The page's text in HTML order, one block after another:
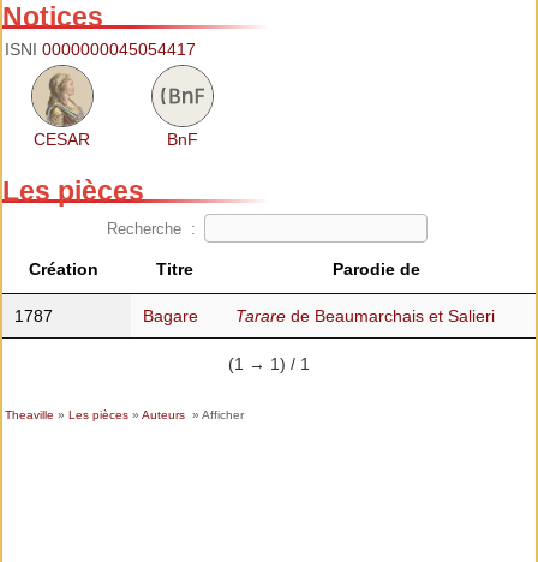
Notices
ISNI0000000045054417
CESAR BnF
Les pièces
Recherche :
Création Titre Parodie de
1787 Bagare Tararede Beaumarchais et Salieri
(1 → 1) / 1
Theaville » Les pièces» Auteurs » Afficher